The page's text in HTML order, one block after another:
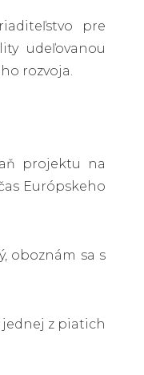
pre
udeľovanou
rozvoja.
projektu na
Európskeho
oboznám sa s
z piatich